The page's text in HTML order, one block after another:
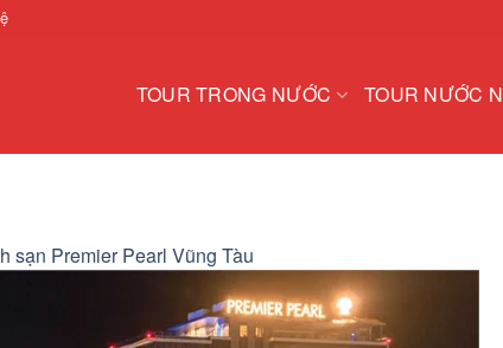
TOUR TRONG NƯỚC TOUR NƯỚC
sạn Premier Pearl Vũng Tàu